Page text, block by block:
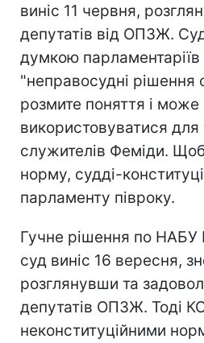
виніс 11 червня,
депутатів від ОПЗЖ.
думкою
"неправосудні рішення
розмите поняття і може
використовуватися для
служителів Феміди.
норму, судді-
парламенту півроку.
Гучне рішення по НАБУ
суд виніс 16 вересня,
розглянувши та
депутатів ОПЗЖ. Тоді
неконституційними